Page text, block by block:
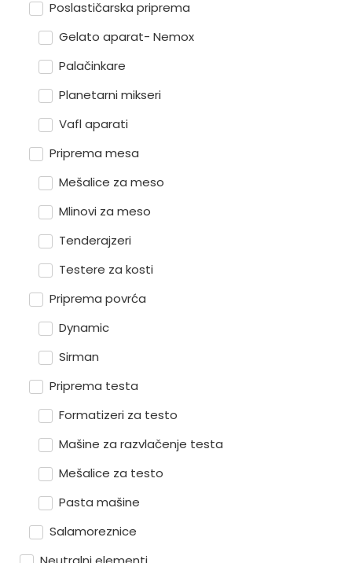
Poslastičarska priprema
Gelato aparat- Nemox
Palačinkare
Planetarni mikseri
Vafl aparati
Priprema mesa
Mešalice za meso
Mlinovi za meso
Tenderajzeri
Testere za kosti
Priprema povrća
Dynamic
Sirman
Priprema testa
Formatizeri za testo
Mašine za razvlačenje testa
Mešalice za testo
Pasta mašine
Salamoreznice